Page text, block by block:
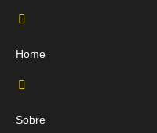
Home
Sobre